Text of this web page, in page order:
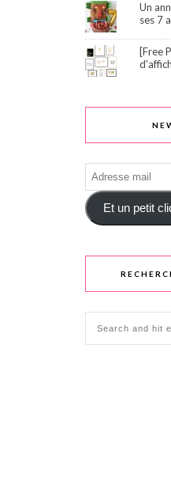
Un
ses 7
[Free
Adresse
mail
Et un petit